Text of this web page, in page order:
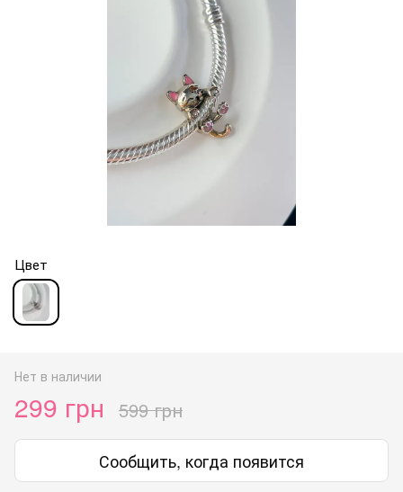
Цвет
Нет в наличии
299 грн 599 грн
Сообщить, когда появится